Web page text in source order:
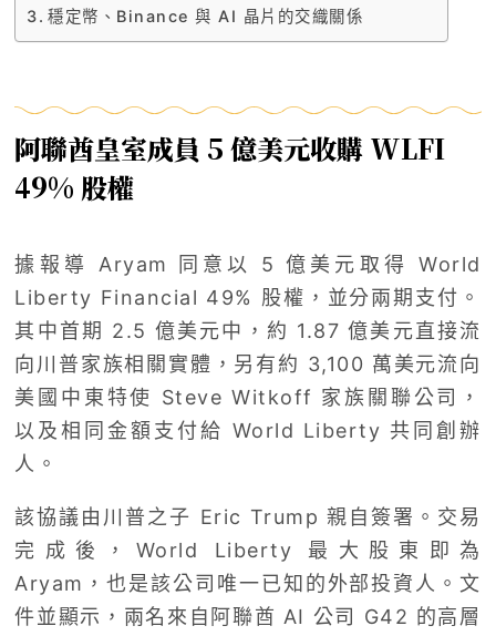
穩定幣、Binance 與 AI 晶片的交織關係
阿聯酋皇室成員 5 億美元收購 WLFI
49% 股權
據報導 Aryam 同意以 5 億美元取得 World
Liberty Financial 49% 股權，並分兩期支付。
其中首期 2.5 億美元中，約 1.87 億美元直接流
向川普家族相關實體，另有約 3,100 萬美元流向
美國中東特使 Steve Witkoff 家族關聯公司，
以及相同金額支付給 World Liberty 共同創辦
人。
該協議由川普之子 Eric Trump 親自簽署。交易
完成後，World Liberty 最大股東即為
Aryam，也是該公司唯一已知的外部投資人。文
件並顯示，兩名來自阿聯酋 AI 公司 G42 的高層